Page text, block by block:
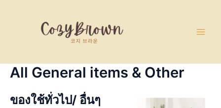
All General items & Other
ของใช้ทั่วไป/ อื่นๆ